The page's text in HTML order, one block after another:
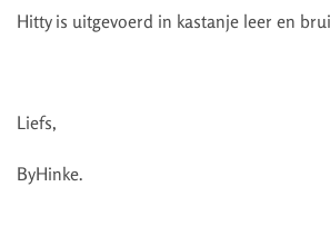
Hitty is uitgevoerd in kastanje leer en
Liefs,
ByHinke.